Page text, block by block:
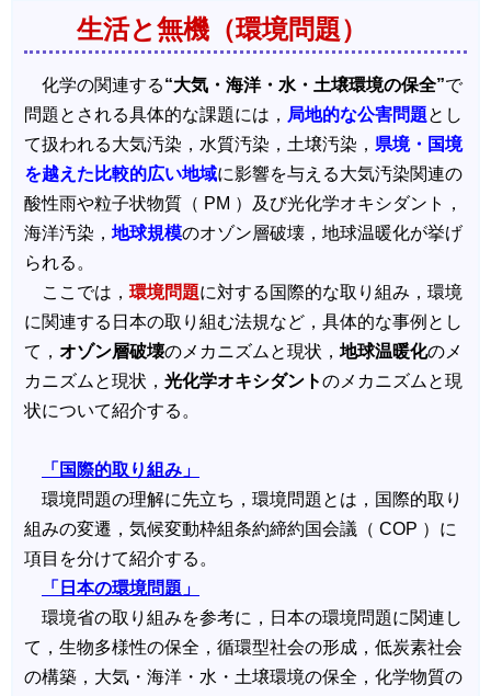
生活と無機（環境問題）
化学の関連する“大気・海洋・水・土壌環境の保全”で
問題とされる具体的な課題には， 局地的な公害問題とし
て扱われる大気汚染，水質汚染，土壌汚染， 県境・国境
を越えた比較的広い地域に影響を与える大気汚染関連の
酸性雨や粒子状物質（ PM ）及び光化学オキシダント，
海洋汚染， 地球規模のオゾン層破壊，地球温暖化が挙げ
られる。
ここでは， 環境問題に対する国際的な取り組み，環境
に関連する日本の取り組む法規など，具体的な事例とし
て， オゾン層破壊のメカニズムと現状， 地球温暖化のメ
カニズムと現状， 光化学オキシダントのメカニズムと現
状について紹介する。
「国際的取り組み」
環境問題の理解に先立ち，環境問題とは，国際的取り
組みの変遷，気候変動枠組条約締約国会議（ COP ）に
項目を分けて紹介する。
「日本の環境問題」
環境省の取り組みを参考に，日本の環境問題に関連し
て，生物多様性の保全，循環型社会の形成，低炭素社会
の構築，大気・海洋・水・土壌環境の保全，化学物質の